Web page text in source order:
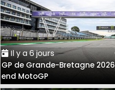
Il y a 6 jours
GP de Grande-Bretagne
end MotoGP